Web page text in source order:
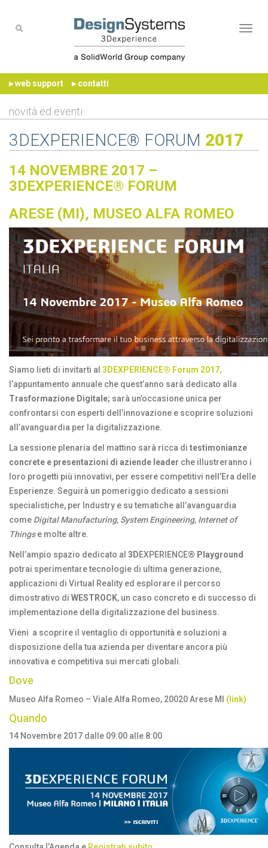
▸ web support ▸ contatti
novità ed eventi
3DEXPERIENCE® FORUM 2017
14 NOVEMBRE 2017 –
3DEXPERIENCE® FORUM
ARESE (MI), MUSEO ALFA ROMEO
Siamo lieti di invitarti al 3DEXPERIENCE® Forum 2017,
l’appuntamento annuale che quest’anno sarà dedicato alla
Trasformazione Digitale; sarà un’occasione unica per
confrontarsi con esperti dell’innovazione e scoprire soluzioni
all’avanguardia per la digitalizzazione.
La sessione plenaria del mattino sarà ricca di testimonianze
concrete e presentazioni di aziende leader che illustreranno i
loro progetti più innovativi, per essere competitivi nell’Era delle
Esperienze. Seguirà un pomeriggio dedicato a sessioni
specialistiche, per Industry e su tematiche all’avanguardia
come Digital Manufacturing, System Engineering, Internet of
Thingse molte altre.
Nell’ampio spazio dedicato al 3DEXPERIENCE® Playground
potrai sperimentare tecnologie di ultima generazione,
applicazioni di Virtual Reality ed esplorare il percorso
dimostrativo di WESTROCK, un caso concreto e di successo di
implementazione della digitalizzazione del business.
Vieni a scoprire il ventaglio di opportunità e soluzioni a
disposizione della tua azienda per diventare ancora più
innovativa e competitiva sui mercati globali.
Dove
Museo Alfa Romeo – Viale Alfa Romeo, 20020 Arese MI ( lin k)
Quando
14 Novembre 2017 dalle 09:00 alle 8:00